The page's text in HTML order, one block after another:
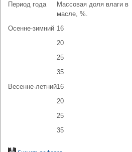
Период года
Массовая доля влаги в
масле, %.
Осенне-зимний 16
20
25
35
Весенне-летний16
20
25
35